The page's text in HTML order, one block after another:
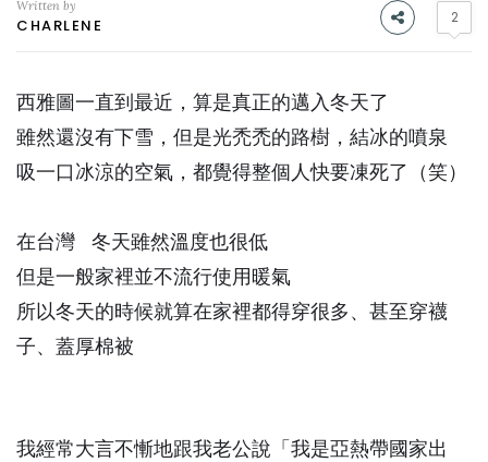
Written by
CHARLENE 2
西雅圖一直到最近，算是真正的邁入冬天了
雖然還沒有下雪，但是光禿禿的路樹，結冰的噴泉
吸一口冰涼的空氣，都覺得整個人快要凍死了（笑）
在台灣 冬天雖然溫度也很低
但是一般家裡並不流行使用暖氣
所以冬天的時候就算在家裡都得穿很多、甚至穿襪
子、蓋厚棉被
我經常大言不慚地跟我老公說「我是亞熱帶國家出